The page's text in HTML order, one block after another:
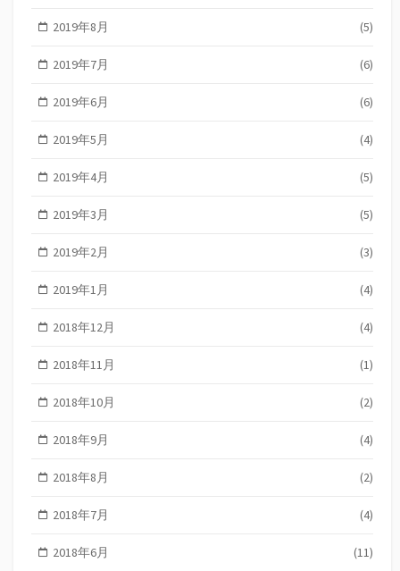
2019年8月 (5)
2019年7月 (6)
2019年6月 (6)
2019年5月 (4)
2019年4月 (5)
2019年3月 (5)
2019年2月 (3)
2019年1月 (4)
2018年12月 (4)
2018年11月 (1)
2018年10月 (2)
2018年9月 (4)
2018年8月 (2)
2018年7月 (4)
2018年6月 (11)